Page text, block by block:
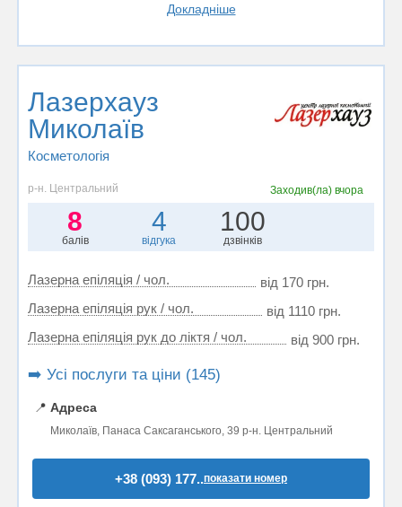
Докладніше
Лазерхауз
Миколаїв
Косметологія
р-н. Центральний Заходив(ла) вчора
8
балів
4
відгука
100
дзвінків
Лазерна епіляція / чол.
від 170 грн.
Лазерна епіляція рук / чол.
від 1110 грн.
Лазерна епіляція рук до ліктя / чол.
від 900 грн.
➡️ Усі послуги та ціни (145)
📍 Адреса
Миколаїв, Панаса Саксаганського, 39 р-н. Центральний
+38 (093) 177..показати номер